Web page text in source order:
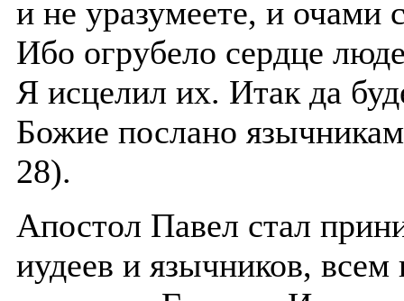
и не уразумеете, и очами
Ибо огрубело сердце
Я исцелил их. Итак да
Божие послано
28).
Апостол Павел стал
иудеев и язычников,